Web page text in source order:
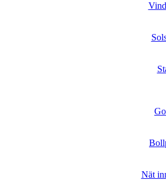
Nät